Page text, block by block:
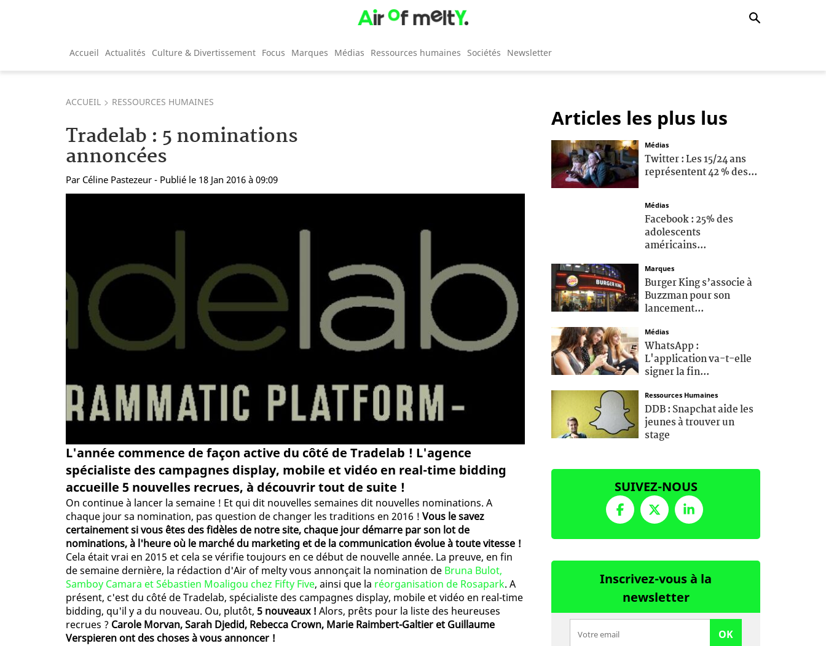
Accueil Actualités Culture & Divertissement Focus Marques Médias Ressources humaines Sociétés Newsletter
ACCUEIL RESSOURCES HUMAINES
Tradelab : 5 nominations
annoncées
Par Céline Pastezeur - Publié le 18 Jan 2016 à 09:09
L'année commence de façon active du côté de Tradelab ! L'agence
spécialiste des campagnes display, mobile et vidéo en real-time bidding
accueille 5 nouvelles recrues, à découvrir tout de suite !
On continue à lancer la semaine ! Et qui dit nouvelles semaines dit nouvelles nominations. A
chaque jour sa nomination, pas question de changer les traditions en 2016 ! Vous le savez
certainement si vous êtes des fidèles de notre site, chaque jour démarre par son lot de
nominations, à l'heure où le marché du marketing et de la communication évolue à toute vitesse !
Cela était vrai en 2015 et cela se vérifie toujours en ce début de nouvelle année. La preuve, en fin
de semaine dernière, la rédaction d'Air of melty vous annonçait la nomination de Bruna Bulot,
Samboy Camara et Sébastien Moaligou chez Fifty Five, ainsi que la réorganisation de Rosapark. A
présent, c'est du côté de Tradelab, spécialiste des campagnes display, mobile et vidéo en real-time
bidding, qu'il y a du nouveau. Ou, plutôt, 5 nouveaux ! Alors, prêts pour la liste des heureuses
recrues ? Carole Morvan, Sarah Djedid, Rebecca Crown, Marie Raimbert-Galtier et Guillaume
Verspieren ont des choses à vous annoncer !
Articles les plus lus
Médias
Twitter : Les 15/24 ans
représentent 42 % des...
Médias
Facebook : 25% des
adolescents
américains...
Marques
Burger King s’associe à
Buzzman pour son
lancement...
Médias
WhatsApp :
L'application va-t-elle
signer la fin...
Ressources Humaines
DDB : Snapchat aide les
jeunes à trouver un
stage
SUIVEZ-NOUS
Inscrivez-vous à la
newsletter
OK